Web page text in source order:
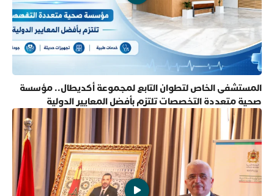
المستشفى الخاص لتطوان التابع لمجموعة أكديطال.. مؤسسة
صحية متعددة التخصصات تلتزم بأفضل المعايير الدولية